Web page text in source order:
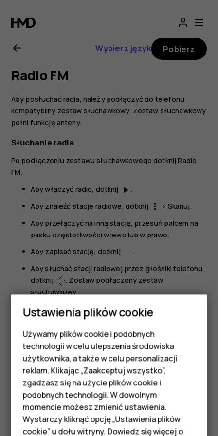
Nokia
6.2
—
instrukcja
obsługi
Smartfony
Telefony z funkcjami
podstawowymi
Akcesoria
HMD Terra M
Wybierz język Pobierz
Radio FM
Aby posłuchać radia, należy podłączyć do telefonu
kompatybilny zestaw słuchawkowy. Zestaw słuchawkowy
pełni funkcję anteny.
Słuchanie radia
Po podłączeniu zestawu słuchawkowego dotknijRadio
FM.
Aby włączyć radio, dotknij
play_arrow .
Aby znaleźć stacje radiowe, dotknij
more_vert > Skanuj.
Aby przełączyć na inną stację, przesuń palcem na
pasku częstotliwości w lewo lub w prawo.
Aby zapisać stację, dotknij
.
Aby słuchać stacji radiowej przez głośniki telefonu,
dotknij
. Zostaw podłączony zestaw
słuchawkowy.
Aby wyłączyć radio, dotknij
.
Wskazówka dotycząca rozwiązywania
problemów:Jeśli radio nie działa, sprawdź, czy
zestaw słuchawkowy został prawidłowo
podłączony.
Ustawienia plików cookie
Używamy plików cookie i podobnych
technologii w celu ulepszenia środowiska
użytkownika, a także w celu personalizacji
reklam. Klikając „Zaakceptuj wszystko”,
zgadzasz się na użycie plików cookie i
podobnych technologii. W dowolnym
momencie możesz zmienić ustawienia.
Wystarczy kliknąć opcję „Ustawienia plików
cookie” u dołu witryny. Dowiedz się więcej o